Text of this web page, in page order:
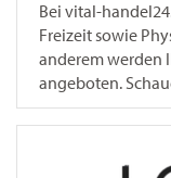
Bei vital-
Freizeit sowie
anderem werden
angeboten.